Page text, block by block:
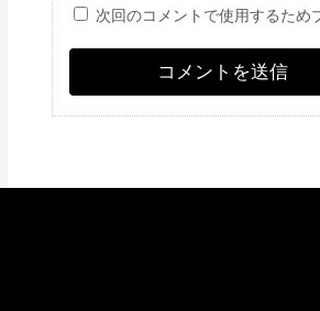
次回のコメントで使用するため